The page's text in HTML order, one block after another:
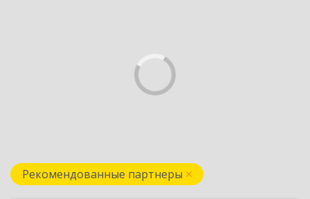
Рекомендованные партнеры